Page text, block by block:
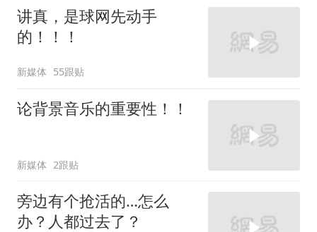
讲真，是球网先动手
的！！！
新媒体 55跟贴
论背景音乐的重要性！！
新媒体 2跟贴
旁边有个抢活的…怎么
办？人都过去了？